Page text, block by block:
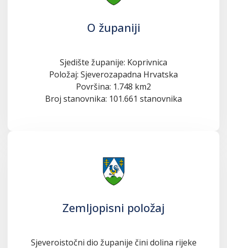
O županiji
Sjedište županije: Koprivnica
Položaj: Sjeverozapadna Hrvatska
Površina: 1.748 km2
Broj stanovnika: 101.661 stanovnika
Zemljopisni položaj
Sjeveroistočni dio županije čini dolina rijeke